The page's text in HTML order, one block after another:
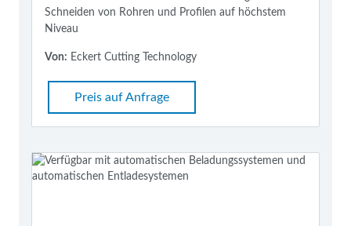
Schneiden von Rohren und Profilen auf höchstem
Niveau
Von: Eckert Cutting Technology
Preis auf Anfrage